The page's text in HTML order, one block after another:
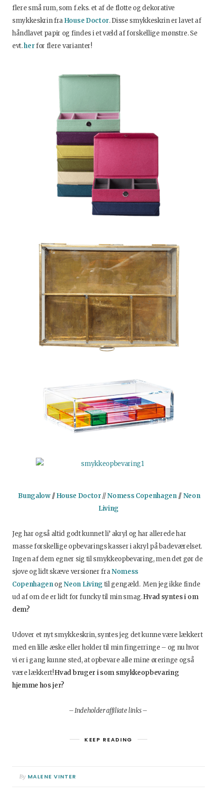
flere små rum, som f.eks. et af de flotte og dekorative
smykkeskrin fraHouse Doctor. Disse smykkeskrin er lavet af
håndlavet papir og findes i et væld af forskellige mønstre. Se
evt.her for flere varianter!
Bungalow//House Doctor //Nomess Copenhagen//Neon
Living
Jeg har også altid godt kunnet li’ akryl og har allerede har
masse forskellige opbevarings kasser i akryl på badeværelset.
Ingen af dem egner sig til smykkeopbevaring, men det gør de
sjove og lidt skæve versioner fraNomess
CopenhagenogNeon Living til gengæld. Men jeg ikke finde
ud af om de er lidt for funcky til min smag.Hvad syntes i om
dem?
Udover et nyt smykkeskrin, syntes jeg det kunne være lækkert
med en lille æske eller holder til min fingerringe – og nu hvor
vi er i gang kunne sted, at opbevare alle mine øreringe også
være lækkert!Hvad bruger i som smykkeopbevaring
hjemme hos jer?
– Indeholder affiliate links –
KEEP READING
By MALENE VINTER